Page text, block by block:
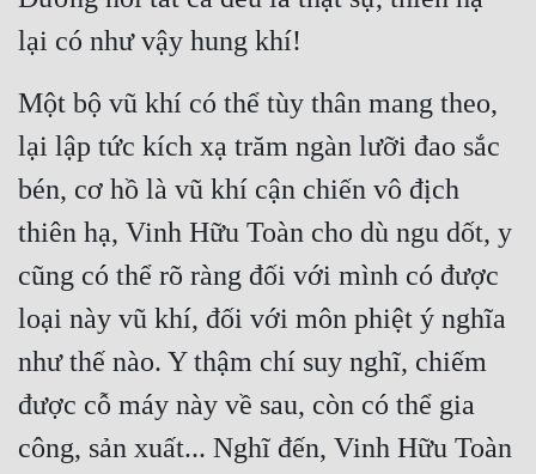
lại có như vậy hung khí!
Một bộ vũ khí có thể tùy thân mang theo,
lại lập tức kích xạ trăm ngàn lưỡi đao sắc
bén, cơ hồ là vũ khí cận chiến vô địch
thiên hạ, Vinh Hữu Toàn cho dù ngu dốt, y
cũng có thể rõ ràng đối với mình có được
loại này vũ khí, đối với môn phiệt ý nghĩa
như thế nào. Y thậm chí suy nghĩ, chiếm
được cỗ máy này về sau, còn có thể gia
công, sản xuất... Nghĩ đến, Vinh Hữu Toàn